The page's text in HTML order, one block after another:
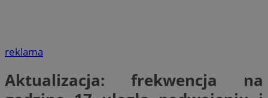
reklama
Aktualizacja: frekwencja na